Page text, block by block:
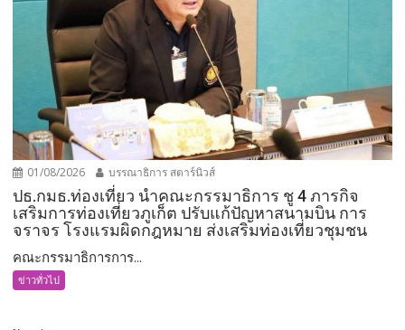
01/08/2026 บรรณาธิการ สตาร์นิวส์
ปธ.กมธ.ท่องเที่ยว นำคณะกรรมาธิการ ชู 4 ภารกิจ
เสริมการท่องเที่ยวภูเก็ต ปรับแก้ปัญหาสนามบิน การ
จราจร โรงแรมผิดกฎหมาย ส่งเสริมท่องเที่ยวชุมชน
คณะกรรมาธิการการ...
ข่าวทั่วไป